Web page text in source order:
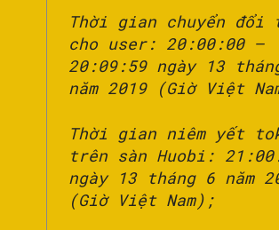
Thời gian chuyển đổi
cho user: 20:00:00 –
20:09:59 ngày 13
năm 2019 (Giờ Việt
Thời gian niêm yết
trên sàn Huobi:
ngày 13 tháng 6 năm
(Giờ Việt Nam);